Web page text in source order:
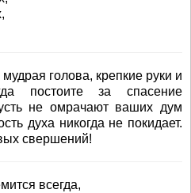
голова, крепкие руки и
постоите за спасение
не омрачают ваших дум
духа никогда не покидает.
свершений!
всегда,